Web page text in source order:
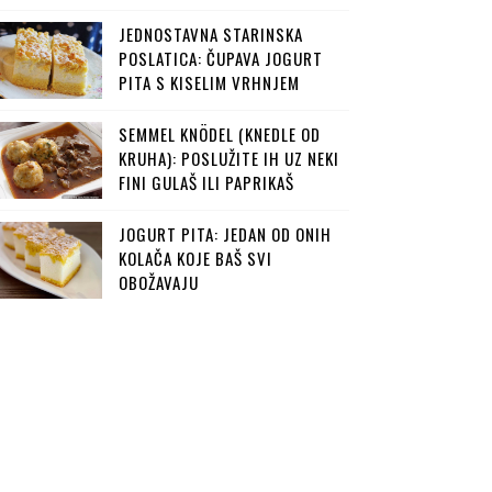
JEDNOSTAVNA STARINSKA
POSLATICA: ČUPAVA JOGURT
PITA S KISELIM VRHNJEM
SEMMEL KNÖDEL (KNEDLE OD
KRUHA): POSLUŽITE IH UZ NEKI
FINI GULAŠ ILI PAPRIKAŠ
JOGURT PITA: JEDAN OD ONIH
KOLAČA KOJE BAŠ SVI
OBOŽAVAJU